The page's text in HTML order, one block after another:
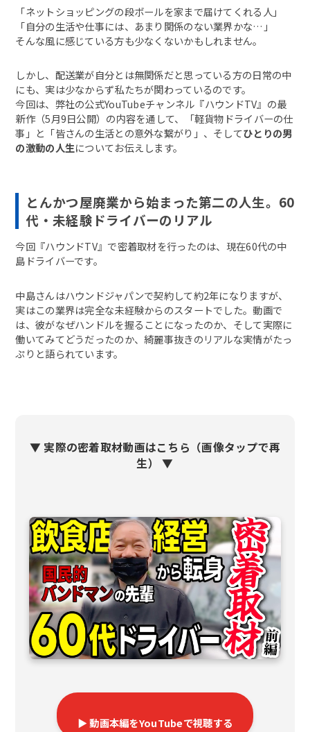
「ネットショッピングの段ボールを家まで届けてくれる人」
「自分の生活や仕事には、あまり関係のない業界かな…」
そんな風に感じている方も少なくないかもしれません。
しかし、配送業が自分とは無関係だと思っている方の日常の中
にも、実は少なからず私たちが関わっているのです。
今回は、弊社の公式YouTubeチャンネル『ハウンドTV』の最
新作（5月9日公開）の内容を通して、「軽貨物ドライバーの仕
事」と「皆さんの生活との意外な繋がり」、そしてひとりの男
の激動の人生についてお伝えします。
とんかつ屋廃業から始まった第二の人生。60
代・未経験ドライバーのリアル
今回『ハウンドTV』で密着取材を行ったのは、現在60代の中
島ドライバーです。
中島さんはハウンドジャパンで契約して約2年になりますが、
実はこの業界は完全な未経験からのスタートでした。動画で
は、彼がなぜハンドルを握ることになったのか、そして実際に
働いてみてどうだったのか、綺麗事抜きのリアルな実情がたっ
ぷりと語られています。
▼ 実際の密着取材動画はこちら（画像タップで再
生） ▼
▶︎ 動画本編をYouTubeで視聴する